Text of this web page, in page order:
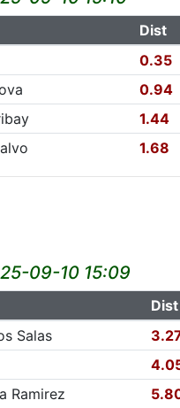
Dist
0.35
0.94
1.44
1.68
09-10 15:09
Dist
Salas
Ramirez